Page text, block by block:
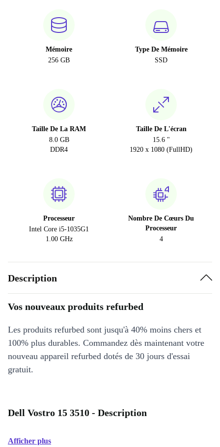
Mémoire
256 GB
Type De Mémoire
SSD
Taille De La RAM
8.0 GB
DDR4
Taille De L'écran
15.6 "
1920 x 1080 (FullHD)
Processeur
Intel Core i5-1035G1
1.00 GHz
Nombre De Cœurs Du
Processeur
4
Description
Vos nouveaux produits refurbed
Les produits refurbed sont jusqu'à 40% moins chers et
100% plus durables. Commandez dès maintenant votre
nouveau appareil refurbed dotés de 30 jours d'essai
gratuit.
Dell Vostro 15 3510 - Description
Afficher plus